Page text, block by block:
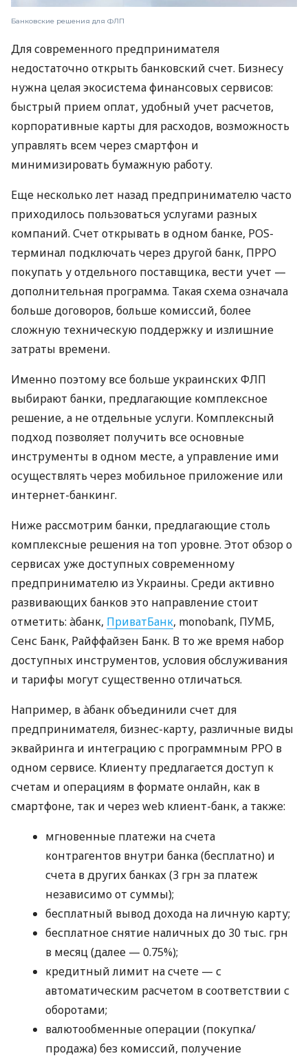
Банковские решения для ФЛП
Для современного предпринимателя
недостаточно открыть банковский счет. Бизнесу
нужна целая экосистема финансовых сервисов:
быстрый прием оплат, удобный учет расчетов,
корпоративные карты для расходов, возможность
управлять всем через смартфон и
минимизировать бумажную работу.
Еще несколько лет назад предпринимателю часто
приходилось пользоваться услугами разных
компаний. Счет открывать в одном банке, POS-
терминал подключать через другой банк, ПРРО
покупать у отдельного поставщика, вести учет —
дополнительная программа. Такая схема означала
больше договоров, больше комиссий, более
сложную техническую поддержку и излишние
затраты времени.
Именно поэтому все больше украинских ФЛП
выбирают банки, предлагающие комплексное
решение, а не отдельные услуги. Комплексный
подход позволяет получить все основные
инструменты в одном месте, а управление ими
осуществлять через мобильное приложение или
интернет-банкинг.
Ниже рассмотрим банки, предлагающие столь
комплексные решения на топ уровне. Этот обзор о
сервисах уже доступных современному
предпринимателю из Украины. Среди активно
развивающих банков это направление стоит
отметить: àбанк, ПриватБанк, monobank, ПУМБ,
Сенс Банк, Райффайзен Банк. В то же время набор
доступных инструментов, условия обслуживания
и тарифы могут существенно отличаться.
Например, в àбанк объединили счет для
предпринимателя, бизнес-карту, различные виды
эквайринга и интеграцию с программным РРО в
одном сервисе. Клиенту предлагается доступ к
счетам и операциям в формате онлайн, как в
смартфоне, так и через web клиент-банк, а также:
мгновенные платежи на счета
контрагентов внутри банка (бесплатно) и
счета в других банках (3 грн за платеж
независимо от суммы);
бесплатный вывод дохода на личную карту;
бесплатное снятие наличных до 30 тыс. грн
в месяц (далее — 0.75%);
кредитный лимит на счете — с
автоматическим расчетом в соответствии с
оборотами;
валютообменные операции (покупка/
продажа) без комиссий, получение